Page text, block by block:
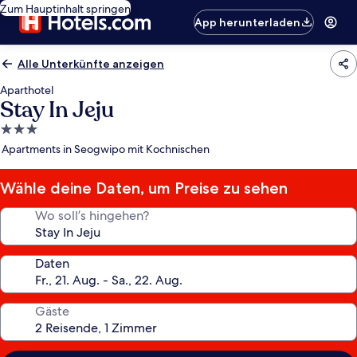
Zum Hauptinhalt springen
App herunterladen
Alle Unterkünfte anzeigen
Aparthotel
Stay In Jeju
3.0-
Sterne-
Apartments in Seogwipo mit Kochnischen
Wähle deine Daten, um Preise zu sehen
Wo soll’s hingehen?
Daten
Gäste